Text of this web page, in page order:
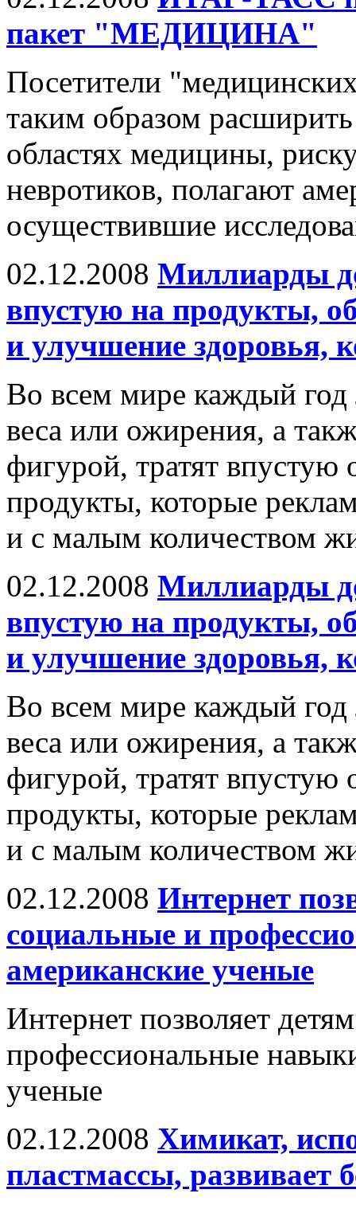
пакет "МЕДИЦИНА"
Посетители
таким образом
областях медицины,
невротиков, полагают
осуществившие
02.12.2008 Миллиарды
впустую на продукты,
и улучшение здоровья,
Во всем мире каждый
веса или ожирения, а
фигурой, тратят
продукты, которые
и с малым количеством
02.12.2008 Миллиарды
впустую на продукты,
и улучшение здоровья,
Во всем мире каждый
веса или ожирения, а
фигурой, тратят
продукты, которые
и с малым количеством
02.12.2008 Интернет
социальные и
американские ученые
Интернет позволяет
профессиональные
ученые
02.12.2008 Химикат,
пластмассы, развивает